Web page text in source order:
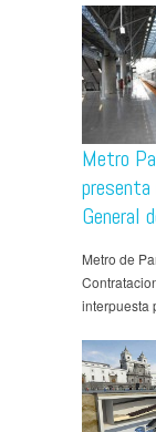
Metro
General
Metro de
interpuesta